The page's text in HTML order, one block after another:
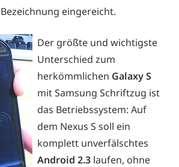
eingereicht.
Der größte und wichtigste
Unterschied zum
herkömmlichen Galaxy S
mit Samsung Schriftzug ist
das Betriebssystem: Auf
dem Nexus S soll ein
komplett unverfälschtes
Android 2.3 laufen, ohne